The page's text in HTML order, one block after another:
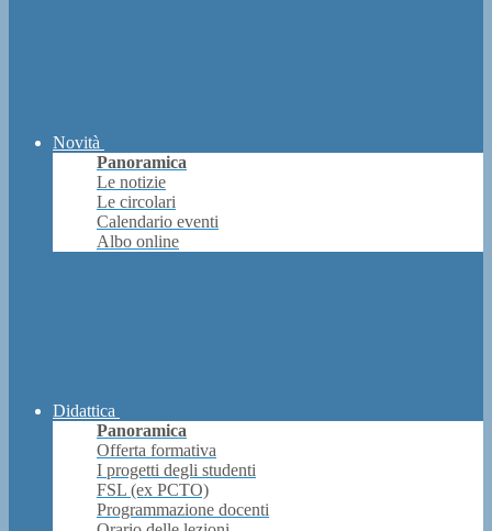
Novità
Panoramica
Le notizie
Le circolari
Calendario eventi
Albo online
Didattica
Panoramica
Offerta formativa
I progetti degli studenti
FSL (ex PCTO)
Programmazione docenti